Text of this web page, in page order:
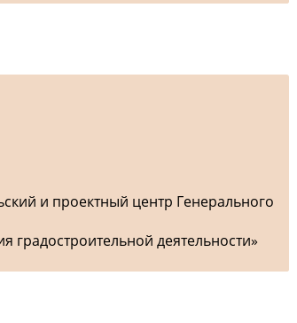
и проектный центр Генерального
градостроительной деятельности»